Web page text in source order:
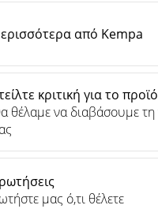
για το προϊόν
κριτική για το
θέλαμε να διαβάσουμε
μας ό,τι θέλετε
από Kempa